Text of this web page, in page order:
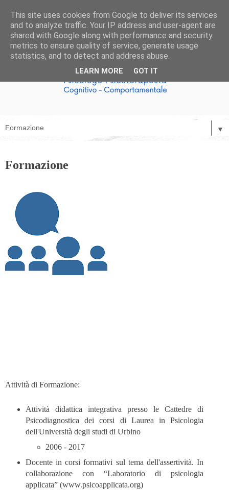
▼
Formazione
Attività di Formazione:
Attività didattica integrativa presso le Cattedre di
Psicodiagnostica dei corsi di Laurea in Psicologia
dell'Università degli studi di Urbino
2006 - 2017
Docente in corsi formativi sul tema dell'assertività. In
collaborazione con “Laboratorio di psicologia
applicata” (www.psicoapplicata.org)
This site uses cookies from Google to deliver its services
and to analyze traffic. Your IP address and user-agent are
shared with Google along with performance and security
metrics to ensure quality of service, generate usage
statistics, and to detect and address abuse.
LEARN MORE GOT IT